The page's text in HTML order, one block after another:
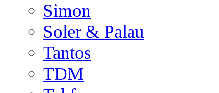
Simon
Soler & Palau
Tantos
TDM